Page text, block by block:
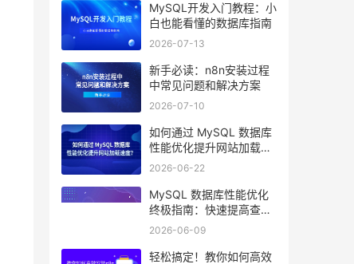
MySQL开发入门教程：小
白也能看懂的数据库指南
2026-07-13
新手必读：n8n安装过程
中常见问题和解决方案
2026-07-10
如何通过 MySQL 数据库
性能优化提升网站加载速
度？
2026-06-22
MySQL 数据库性能优化
终极指南：快速提高查询
效率的10个技巧
2026-06-09
轻松搞定！教你如何高效